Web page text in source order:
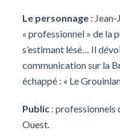
Le personnage : Jean-
« professionnel » de la
s’estimant lésé… Il
communication sur la
échappé : « Le
Public : professionnels
Ouest.